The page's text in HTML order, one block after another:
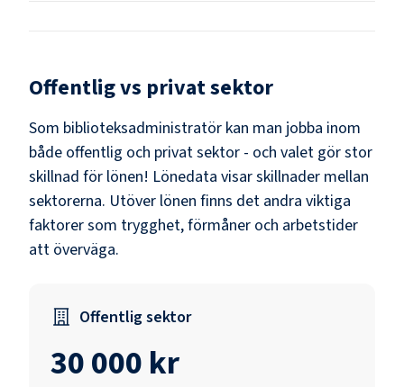
Offentlig vs privat sektor
Som biblioteksadministratör kan man jobba inom
både offentlig och privat sektor - och valet gör stor
skillnad för lönen! Lönedata visar skillnader mellan
sektorerna. Utöver lönen finns det andra viktiga
faktorer som trygghet, förmåner och arbetstider
att överväga.
Offentlig sektor
30 000 kr